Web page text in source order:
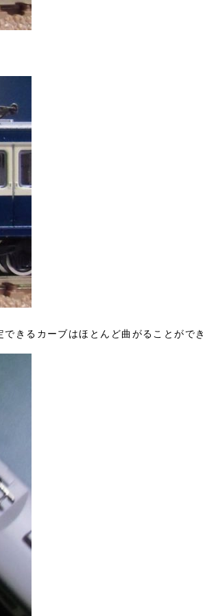
きるカーブはほとんど曲がることがで